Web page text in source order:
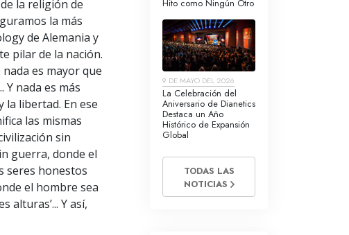
la religión de
la más
de Alemania y
pilar de la nación.
es mayor que
Y nada es más
la libertad. En ese
las mismas
sin
guerra, donde el
seres honestos
el hombre sea
alturas’... Y así,
Hito como Ningún Otro
9 DE MAYO DEL 2026
La Celebración del
Aniversario de Dianetics
Destaca un Año
Histórico de Expansión
Global
TODAS LAS
NOTICIAS